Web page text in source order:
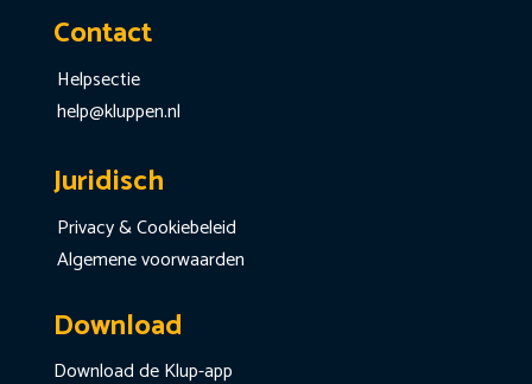
Contact
Helpsectie
help@kluppen.nl
Juridisch
Privacy & Cookiebeleid
Algemene voorwaarden
Download
Download de Klup-app